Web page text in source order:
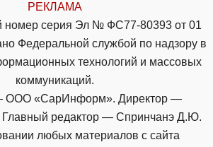
РЕКЛАМА
номер серия Эл № ФС77-80393 от 01
Федеральной службой по надзору в
технологий и массовых
коммуникаций.
ООО «СарИнформ». Директор —
редактор — Спринчанэ Д.Ю.
любых материалов с сайта